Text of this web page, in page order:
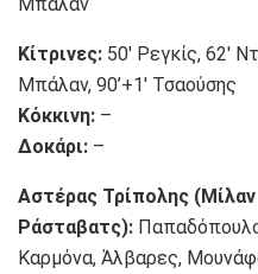
Μπάλαν
Κίτρινες: 50′ Ρεγκίς, 62′
Μπάλαν, 90’+1′ Τσαούσης
Κόκκινη: –
Δοκάρι: –
Αστέρας Τρίπολης (Μίλαν
Ράσταβατς):
Καρμόνα, Άλβαρες,